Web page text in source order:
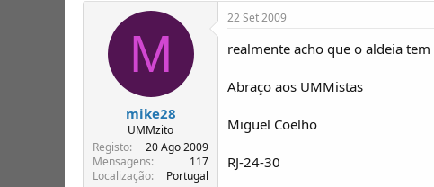
M
mike28
UMMzito
Registo
20 Ago 2009
Mensagens
117
Localização
Portugal
22 Set 2009
realmente acho que o aldeia
Abraço aos UMMistas
Miguel Coelho
RJ-24-30